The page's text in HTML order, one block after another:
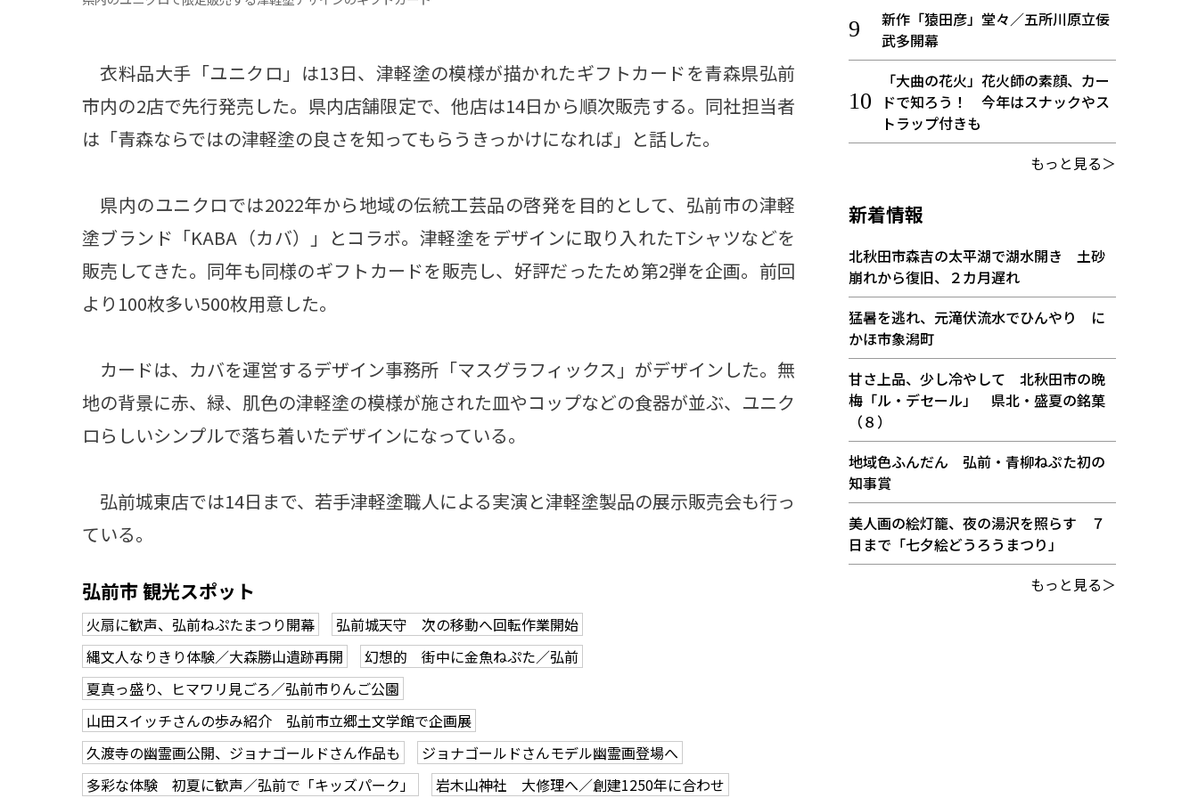
衣料品大手「ユニクロ」は13日、津軽塗の模様が描かれたギフトカードを青森県弘前
市内の2店で先行発売した。県内店舗限定で、他店は14日から順次販売する。同社担当者
は「青森ならではの津軽塗の良さを知ってもらうきっかけになれば」と話した。
県内のユニクロでは2022年から地域の伝統工芸品の啓発を目的として、弘前市の津軽
塗ブランド「KABA（カバ）」とコラボ。津軽塗をデザインに取り入れたTシャツなどを
販売してきた。同年も同様のギフトカードを販売し、好評だったため第2弾を企画。前回
より100枚多い500枚用意した。
カードは、カバを運営するデザイン事務所「マスグラフィックス」がデザインした。無
地の背景に赤、緑、肌色の津軽塗の模様が施された皿やコップなどの食器が並ぶ、ユニク
ロらしいシンプルで落ち着いたデザインになっている。
弘前城東店では14日まで、若手津軽塗職人による実演と津軽塗製品の展示販売会も行っ
ている。
弘前市 観光スポット
火扇に歓声、弘前ねぷたまつり開幕
弘前城天守 次の移動へ回転作業開始
縄文人なりきり体験／大森勝山遺跡再開
幻想的 街中に金魚ねぷた／弘前
夏真っ盛り、ヒマワリ見ごろ／弘前市りんご公園
山田スイッチさんの歩み紹介 弘前市立郷土文学館で企画展
久渡寺の幽霊画公開、ジョナゴールドさん作品も
ジョナゴールドさんモデル幽霊画登場へ
多彩な体験 初夏に歓声／弘前で「キッズパーク」
岩木山神社 大修理へ／創建1250年に合わせ
新作「猿田彦」堂々／五所川原立佞
武多開幕
「大曲の花火」花火師の素顔、カー
ドで知ろう！ 今年はスナックやス
トラップ付きも
もっと見る＞
新着情報
北秋田市森吉の太平湖で湖水開き 土砂
崩れから復旧、２カ月遅れ
猛暑を逃れ、元滝伏流水でひんやり に
かほ市象潟町
甘さ上品、少し冷やして 北秋田市の晩
梅「ル・デセール」 県北・盛夏の銘菓
（８）
地域色ふんだん 弘前・青柳ねぷた初の
知事賞
美人画の絵灯籠、夜の湯沢を照らす ７
日まで「七夕絵どうろうまつり」
もっと見る＞